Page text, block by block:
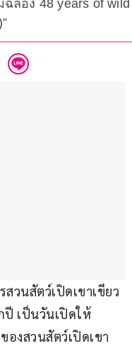
ลอง 48 years of wild
วนสัตว์เปิดเขาเขียว
ปี เป็นวันเปิดให้
งสวนสัตว์เปิดเขา